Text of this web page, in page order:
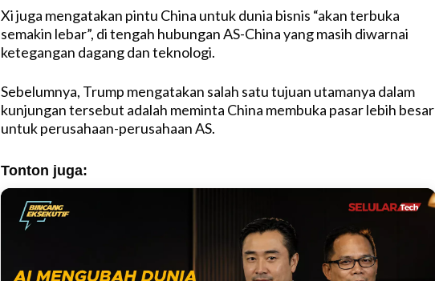
Xi juga mengatakan pintu China untuk dunia bisnis “akan terbuka
semakin lebar”, di tengah hubungan AS-China yang masih diwarnai
ketegangan dagang dan teknologi.
Sebelumnya, Trump mengatakan salah satu tujuan utamanya dalam
kunjungan tersebut adalah meminta China membuka pasar lebih besar
untuk perusahaan-perusahaan AS.
Tonton juga: